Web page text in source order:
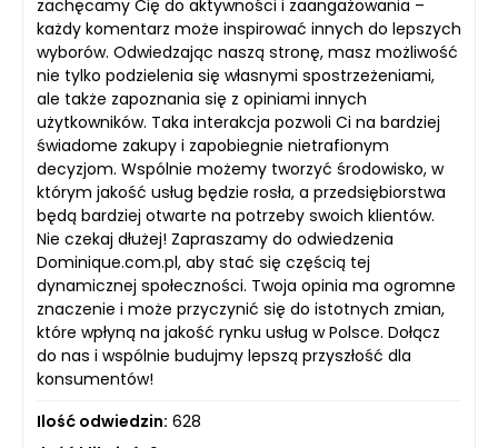
zachęcamy Cię do aktywności i zaangażowania –
każdy komentarz może inspirować innych do lepszych
wyborów. Odwiedzając naszą stronę, masz możliwość
nie tylko podzielenia się własnymi spostrzeżeniami,
ale także zapoznania się z opiniami innych
użytkowników. Taka interakcja pozwoli Ci na bardziej
świadome zakupy i zapobiegnie nietrafionym
decyzjom. Wspólnie możemy tworzyć środowisko, w
którym jakość usług będzie rosła, a przedsiębiorstwa
będą bardziej otwarte na potrzeby swoich klientów.
Nie czekaj dłużej! Zapraszamy do odwiedzenia
Dominique.com.pl, aby stać się częścią tej
dynamicznej społeczności. Twoja opinia ma ogromne
znaczenie i może przyczynić się do istotnych zmian,
które wpłyną na jakość rynku usług w Polsce. Dołącz
do nas i wspólnie budujmy lepszą przyszłość dla
konsumentów!
Ilość odwiedzin: 628